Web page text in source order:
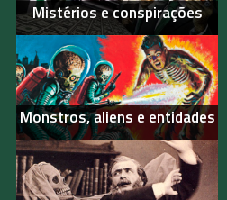
Mistérios e conspirações
Monstros, aliens e entidades